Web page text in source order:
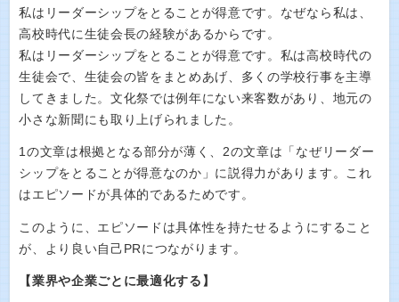
私はリーダーシップをとることが得意です。なぜなら私は、
高校時代に生徒会長の経験があるからです。
私はリーダーシップをとることが得意です。私は高校時代の
生徒会で、生徒会の皆をまとめあげ、多くの学校行事を主導
してきました。文化祭では例年にない来客数があり、地元の
小さな新聞にも取り上げられました。
1の文章は根拠となる部分が薄く、2の文章は「なぜリーダー
シップをとることが得意なのか」に説得力があります。これ
はエピソードが具体的であるためです。
このように、エピソードは具体性を持たせるようにすること
が、より良い自己PRにつながります。
【業界や企業ごとに最適化する】